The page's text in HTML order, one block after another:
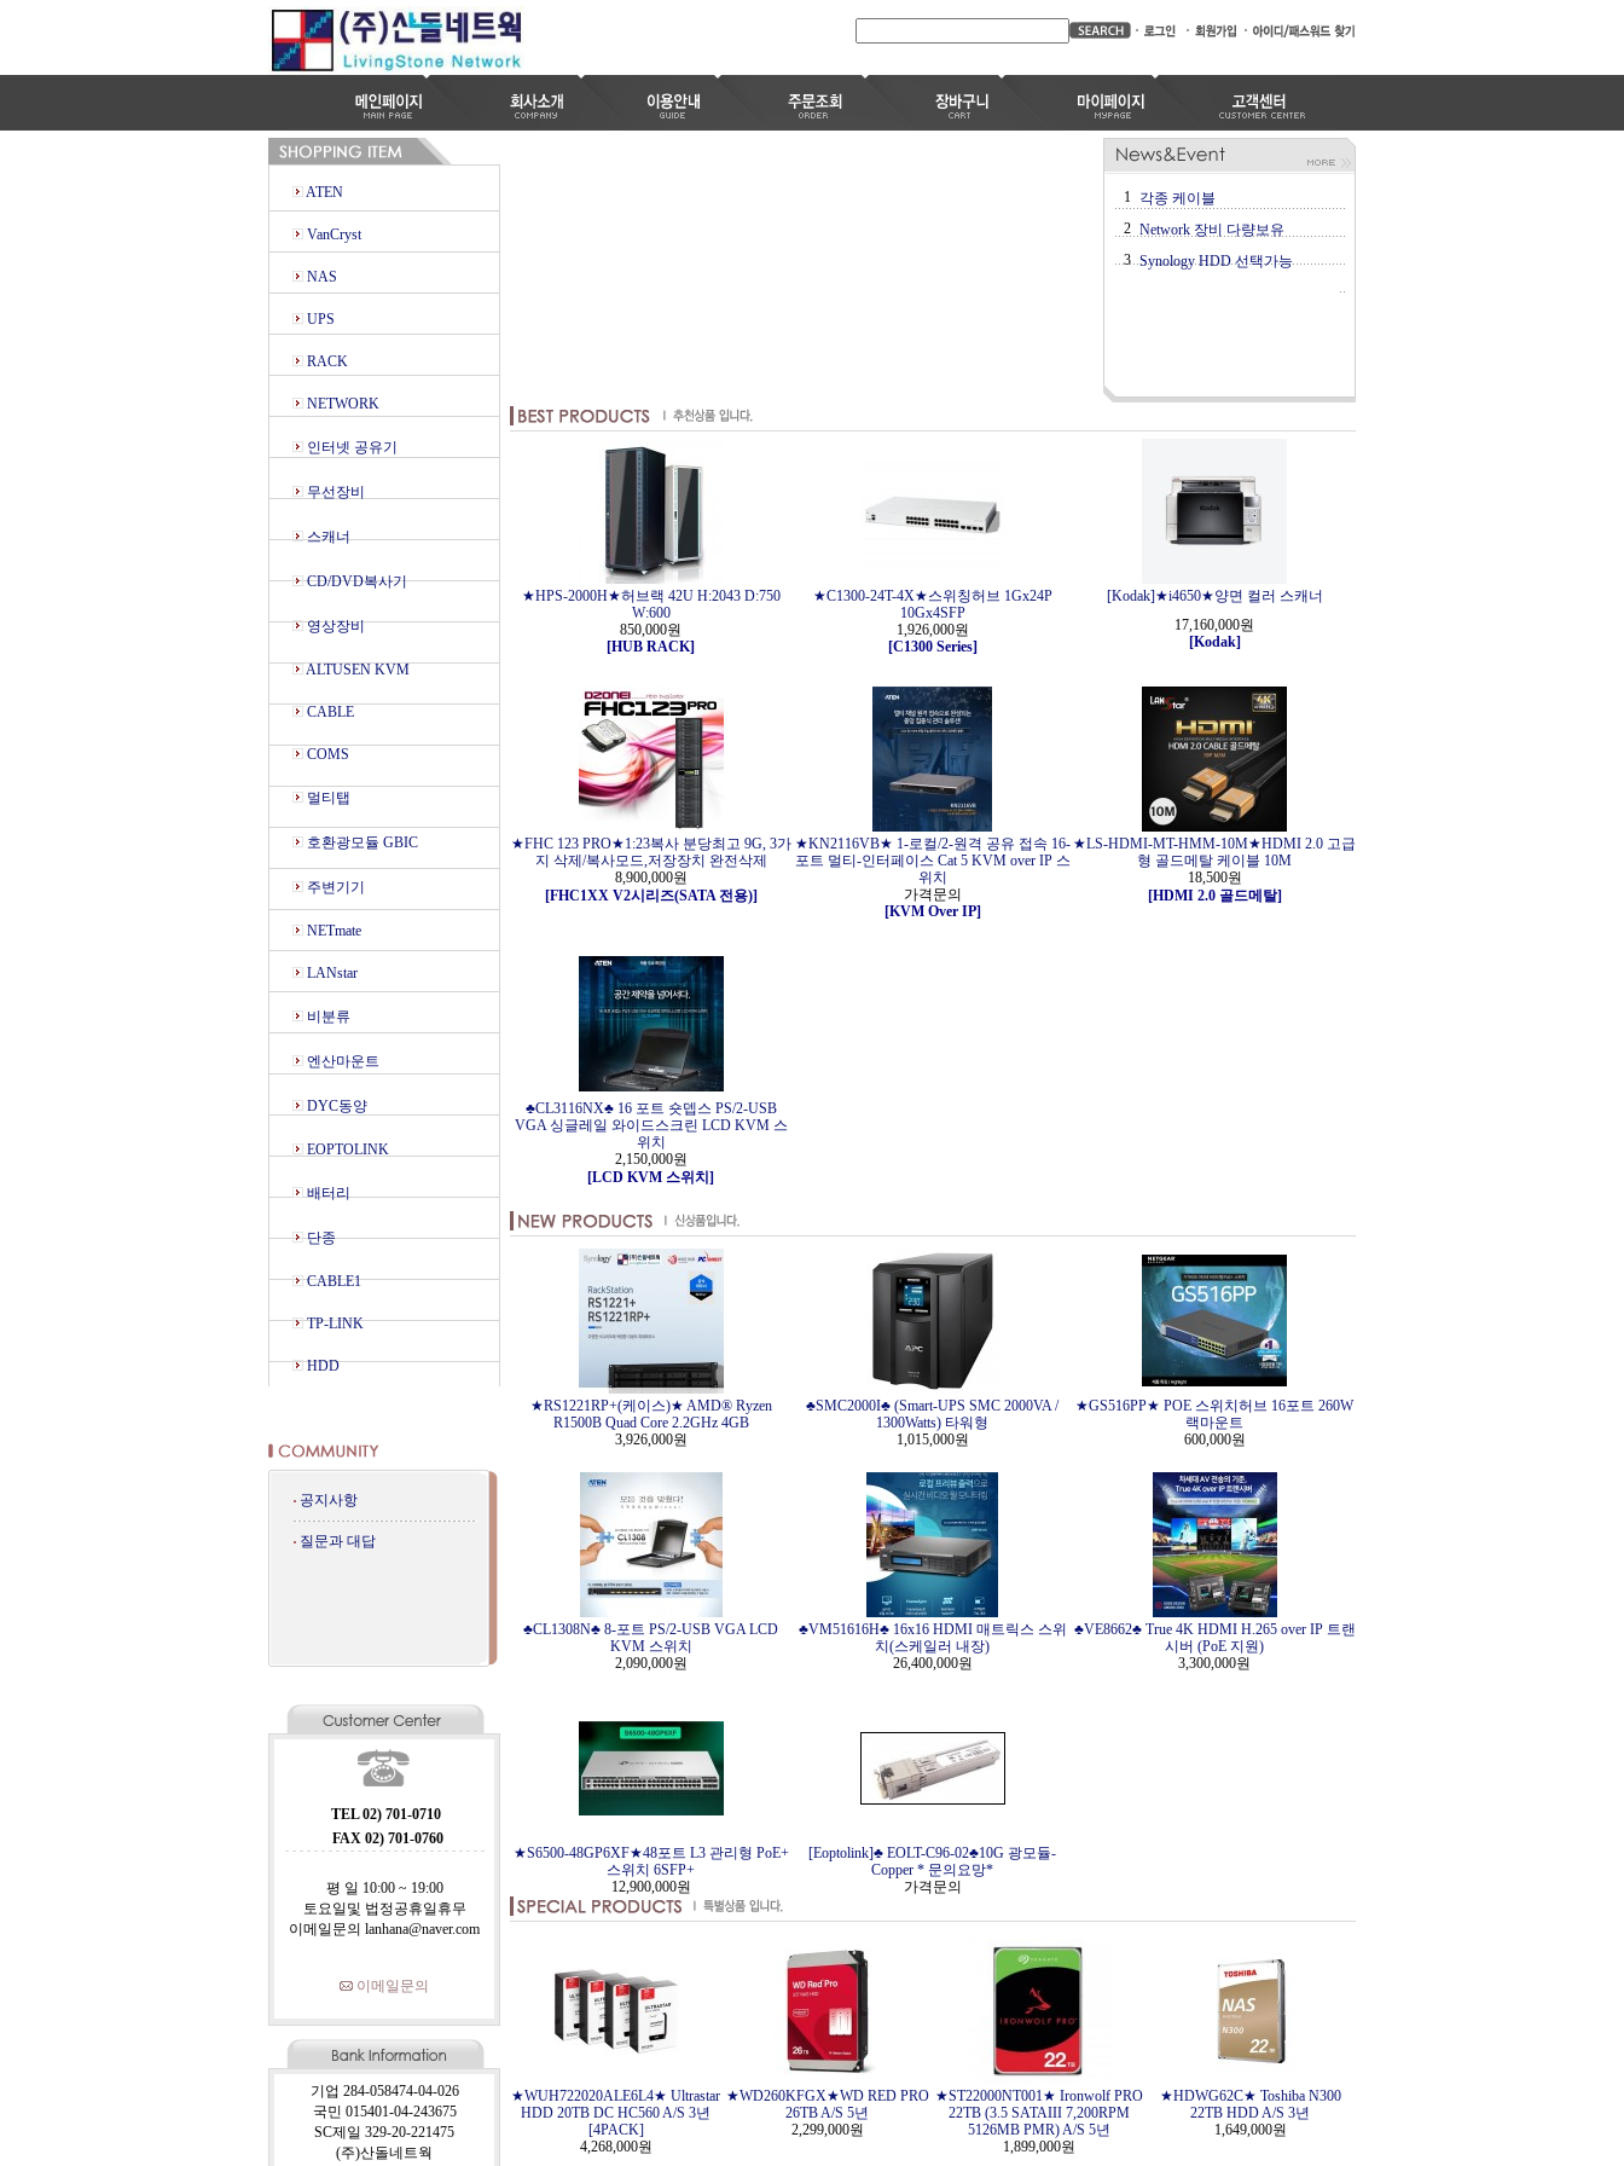
ATEN
VanCryst
NAS
UPS
RACK
NETWORK
인터넷 공유기
무선장비
스캐너
CD/DVD복사기
영상장비
ALTUSEN KVM
CABLE
COMS
멀티탭
호환광모듈 GBIC
주변기기
NETmate
LANstar
비분류
엔산마운트
DYC동양
EOPTOLINK
배터리
단종
CABLE1
TP-LINK
HDD
공지사항
질문과 대답
TEL 02) 701-0710
FAX 02) 701-0760
평 일 10:00 ~ 19:00
토요일및 법정공휴일휴무
이메일문의 lanhana@naver.com
이메일문의
기업 284-058474-04-026
국민 015401-04-243675
SC제일 329-20-221475
(주)산돌네트웍
1
각종 케이블
2 Network 장비 다량보유
3 Synology HDD 선택가능
★HPS-2000H★허브랙 42U H:2043 D:750
W:600
850,000원
[HUB RACK]
★C1300-24T-4X★스위칭허브 1Gx24P
10Gx4SFP
1,926,000원
[C1300 Series]
[Kodak]★i4650★양면 컬러 스캐너
17,160,000원
[Kodak]
★FHC 123 PRO★1:23복사 분당최고 9G, 3가
지 삭제/복사모드,저장장치 완전삭제
8,900,000원
[FHC1XX V2시리즈(SATA 전용)]
★KN2116VB★ 1-로컬/2-원격 공유 접속 16-
포트 멀티-인터페이스 Cat 5 KVM over IP 스
위치
가격문의
[KVM Over IP]
★LS-HDMI-MT-HMM-10M★HDMI 2.0 고급
형 골드메탈 케이블 10M
18,500원
[HDMI 2.0 골드메탈]
♣CL3116NX♣ 16 포트 숏뎁스 PS/2-USB
VGA 싱글레일 와이드스크린 LCD KVM 스
위치
2,150,000원
[LCD KVM 스위치]
★RS1221RP+(케이스)★ AMD® Ryzen
R1500B Quad Core 2.2GHz 4GB
3,926,000원
♣SMC2000I♣ (Smart-UPS SMC 2000VA /
1300Watts) 타워형
1,015,000원
★GS516PP★ POE 스위치허브 16포트 260W
랙마운트
600,000원
♣CL1308N♣ 8-포트 PS/2-USB VGA LCD
KVM 스위치
2,090,000원
♣VM51616H♣ 16x16 HDMI 매트릭스 스위
치(스케일러 내장)
26,400,000원
♣VE8662♣ True 4K HDMI H.265 over IP 트랜
시버 (PoE 지원)
3,300,000원
★S6500-48GP6XF★48포트 L3 관리형 PoE+
스위치 6SFP+
12,900,000원
[Eoptolink]♣ EOLT-C96-02♣10G 광모듈-
Copper * 문의요망*
가격문의
★WUH722020ALE6L4★ Ultrastar
HDD 20TB DC HC560 A/S 3년
[4PACK]
4,268,000원
★WD260KFGX★WD RED PRO
26TB A/S 5년
2,299,000원
★ST22000NT001★ Ironwolf PRO
22TB (3.5 SATAIII 7,200RPM
5126MB PMR) A/S 5년
1,899,000원
★HDWG62C★ Toshiba N300
22TB HDD A/S 3년
1,649,000원